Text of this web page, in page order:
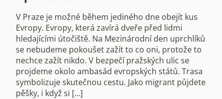
V Praze je možné během jediného dne obejít kus
Evropy. Evropy, která zavírá dveře před lidmi
hledajícími útočiště. Na Mezinárodní den uprchlíků
se nebudeme pokoušet zažít to co oni, protože to
nechce zažít nikdo. V bezpečí pražských ulic se
projdeme okolo ambasád evropských států. Trasa
symbolizuje skutečnou cestu. Jako migrant půjdete
pěšky, i když si […]